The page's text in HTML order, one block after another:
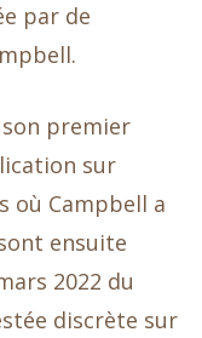
par de
son premier
sur
où Campbell a
ensuite
2022 du
discrète sur